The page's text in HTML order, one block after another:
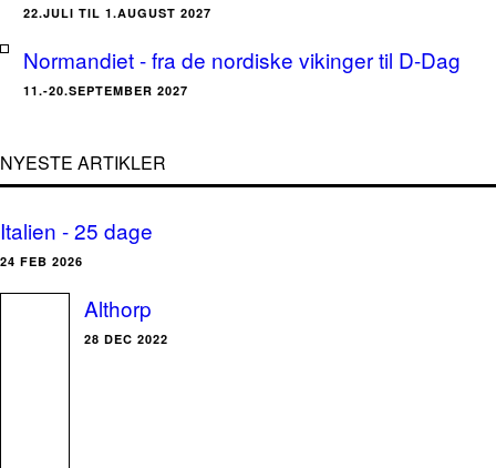
22.JULI TIL 1.AUGUST 2027
Normandiet - fra de nordiske vikinger til D-Dag
11.-20.SEPTEMBER 2027
NYESTE ARTIKLER
Italien - 25 dage
24 FEB 2026
Althorp
28 DEC 2022